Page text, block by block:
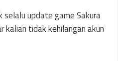
selalu update game Sakura
kalian tidak kehilangan akun